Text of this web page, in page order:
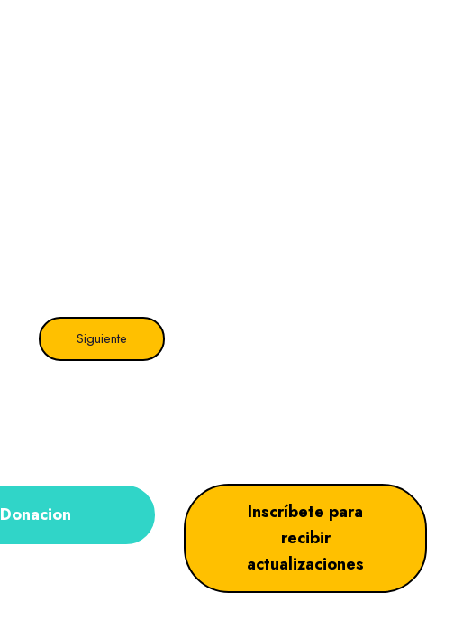
Siguiente
Donacion
Inscríbete para
recibir
actualizaciones